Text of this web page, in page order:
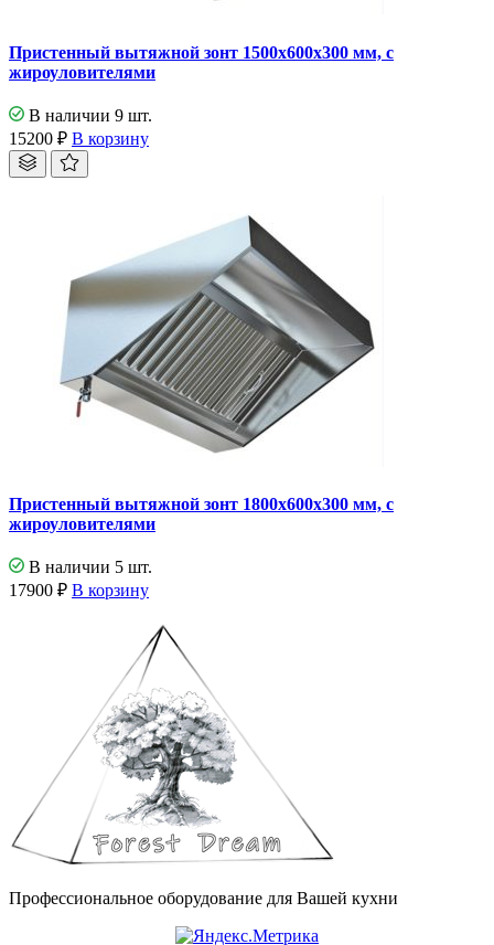
Пристенный вытяжной зонт 1500х600х300 мм, с
жироуловителями
В наличии 9 шт.
15200 ₽ В корзину
Пристенный вытяжной зонт 1800х600х300 мм, с
жироуловителями
В наличии 5 шт.
17900 ₽ В корзину
Профессиональное оборудование для Вашей кухни